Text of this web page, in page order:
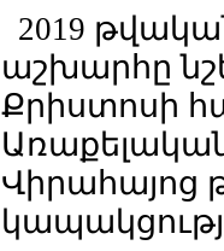
2019
աշխարհը
Քրիստոսի
Վիրահայոց